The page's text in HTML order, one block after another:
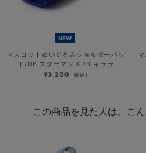
NEW
マスコットぬいぐるみショルダーパッ
ド/DB.スターマン＆DB.キララ
¥3,200 (税込)
この商品を見た人は、こ